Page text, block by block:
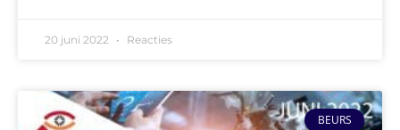
20 juni 2022 Reacties
BEURS